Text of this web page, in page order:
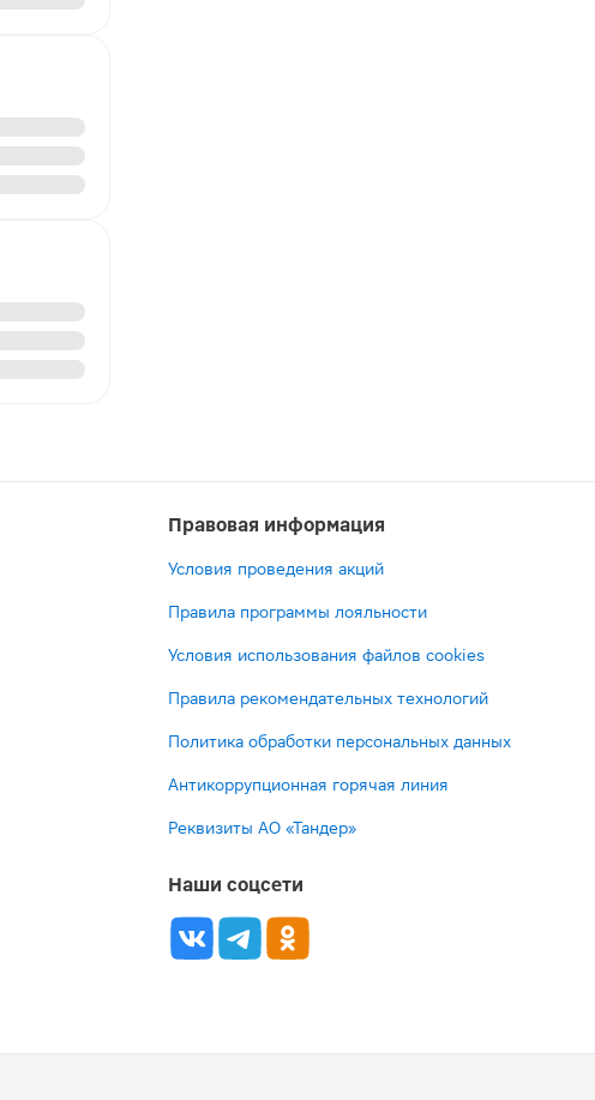
Правовая информация
Условия проведения акций
Правила программы лояльности
Условия использования файлов cookies
Правила рекомендательных технологий
Политика обработки персональных данных
Антикоррупционная горячая линия
Реквизиты АО «Тандер»
Наши соцсети